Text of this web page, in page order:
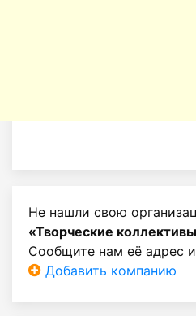
Не нашли свою
«Творческие
Сообщите нам её адрес
Добавить компанию